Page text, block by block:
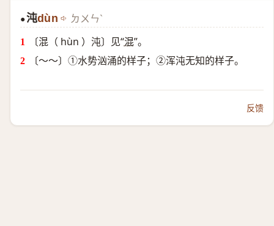
●沌dùn ㄉㄨㄣˋ
〔混（ hùn ）沌〕见“混”。
〔～～〕①水势汹涌的样子；②浑沌无知的样子。
反馈